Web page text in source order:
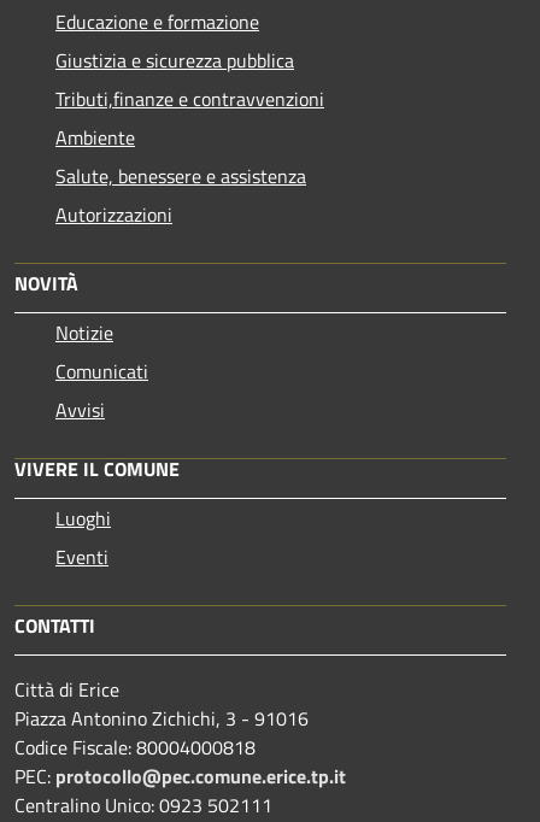
Educazione e formazione
Giustizia e sicurezza pubblica
Tributi,finanze e contravvenzioni
Ambiente
Salute, benessere e assistenza
Autorizzazioni
NOVITÀ
Notizie
Comunicati
Avvisi
VIVERE IL COMUNE
Luoghi
Eventi
CONTATTI
Città di Erice
Piazza Antonino Zichichi, 3 - 91016
Codice Fiscale: 80004000818
PEC: protocollo@pec.comune.erice.tp.it
Centralino Unico: 0923 502111